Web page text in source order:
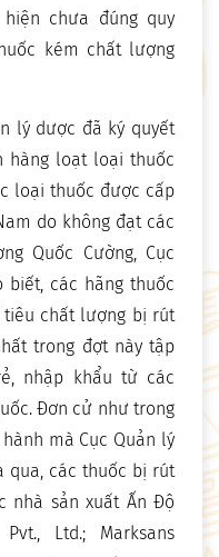
hiện chưa đúng quy
kém chất lượng
lý dược đã ký quyết
hàng loạt loại thuốc
loại thuốc được cấp
do không đạt các
Quốc Cường, Cục
biết, các hãng thuốc
tiêu chất lượng bị rút
trong đợt này tập
nhập khẩu từ các
Đơn cử như trong
mà Cục Quản lý
qua, các thuốc bị rút
nhà sản xuất Ấn Độ
Ltd.; Marksans